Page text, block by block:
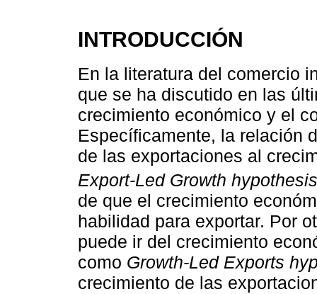
INTRODUCCIÓN
En la literatura del comercio
que se ha discutido en las
crecimiento económico y el
Específicamente, la relación
de las exportaciones al
Export-Led Growth hypothesis
de que el crecimiento
habilidad para exportar. Por
puede ir del crecimiento
como Growth-Led Exports
crecimiento de las